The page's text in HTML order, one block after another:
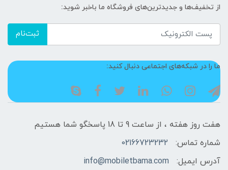
از تخفیف‌ها و جدیدترین‌های فروشگاه ما باخبر شوید:
ثبت‌نام
ما را در شبکه‌های اجتماعی دنبال کنید:
هفت روز هفته ، از ساعت 9 تا 18 پاسخگو شما هستیم
شماره تماس:
02166723232
آدرس ایمیل:
info@mobiletbama.com